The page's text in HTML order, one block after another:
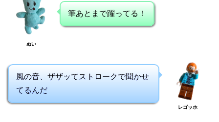
ぬい
筆あとまで躍ってる！
風の音、ザザッてストロークで聞かせ
てるんだ
レゴッホ